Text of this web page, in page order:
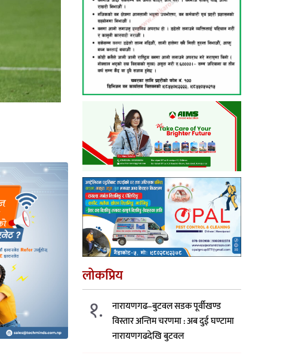
लोकप्रिय
१.
नारायणगढ–बुटवल सडक पूर्वीखण्ड
विस्तार अन्तिम चरणमा : अब दुई घण्टामा
नारायणगढदेखि बुटवल